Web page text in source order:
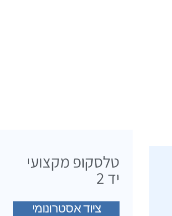
טלסקופ מקצועי
יד 2
ציוד אסטרונומי